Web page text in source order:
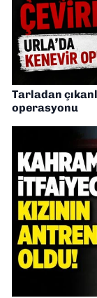
Tarladan
operasyonu